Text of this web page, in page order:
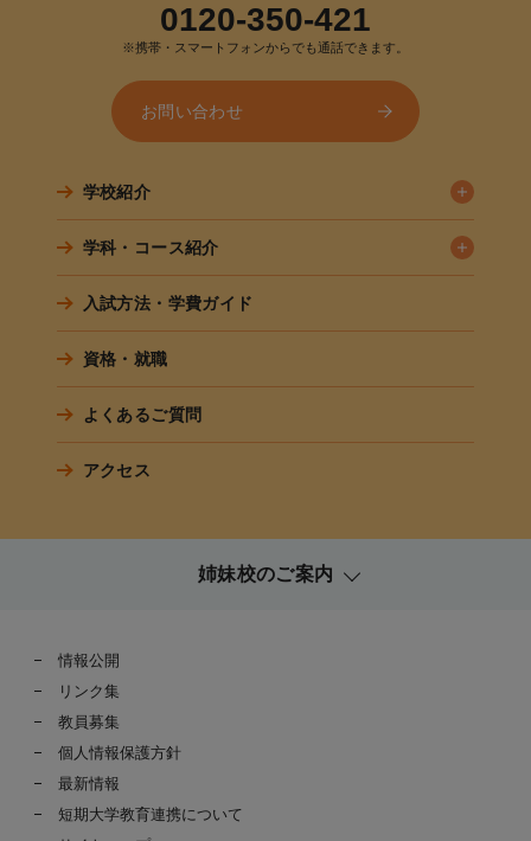
0120-350-421
※携帯・スマートフォンからでも通話できます。
お問い合わせ
学校紹介
学科・コース紹介
入試方法・学費ガイド
資格・就職
よくあるご質問
アクセス
姉妹校のご案内
情報公開
リンク集
教員募集
個人情報保護方針
最新情報
短期大学教育連携について